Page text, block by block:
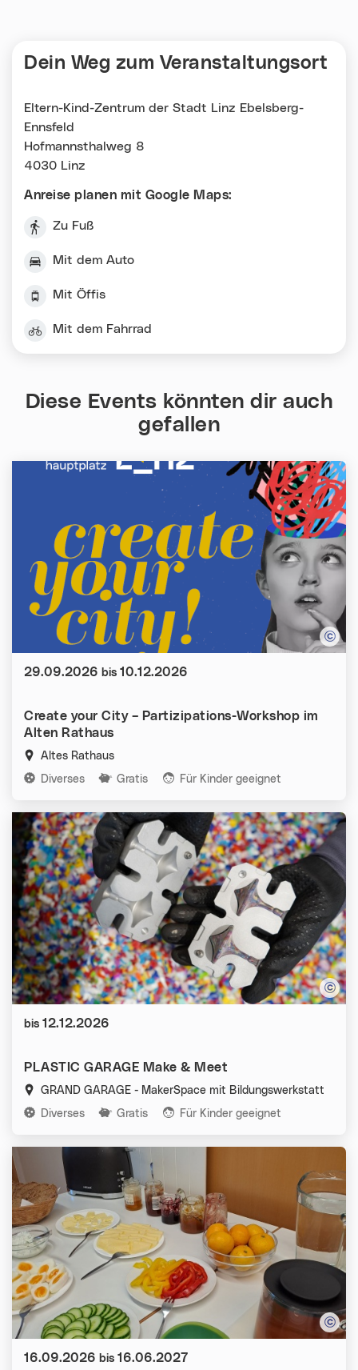
Dein Weg zum Veranstaltungsort
Eltern-Kind-Zentrum der Stadt Linz Ebelsberg-
Ennsfeld
Hofmannsthalweg 8
4030 Linz
Anreise planen mit Google Maps:
Zu Fuß
Mit dem Auto
Mit Öffis
Mit dem Fahrrad
Diese Events könnten dir auch
gefallen
Create your City – Partizipations-Workshop im
Alten Rathaus
Altes Rathaus
Kategorien:
Diverses Gratis Für Kinder geeignet
Datum:
29.09.2026 bis 10.12.2026
PLASTIC GARAGE Make & Meet
GRAND GARAGE - MakerSpace mit Bildungswerkstatt
Kategorien:
Diverses Gratis Für Kinder geeignet
Datum:
bis 12.12.2026
Datum:
16.09.2026 bis 16.06.2027